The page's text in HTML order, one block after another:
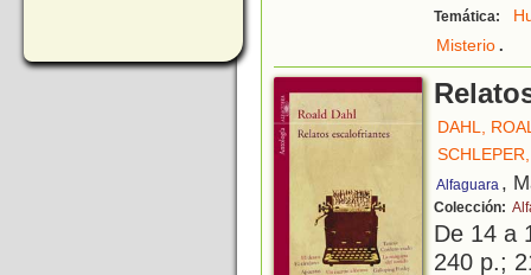
Temática:
Misterio.
DAHL,
Alfaguara ,
Colección:
De 14 a
240 p.;